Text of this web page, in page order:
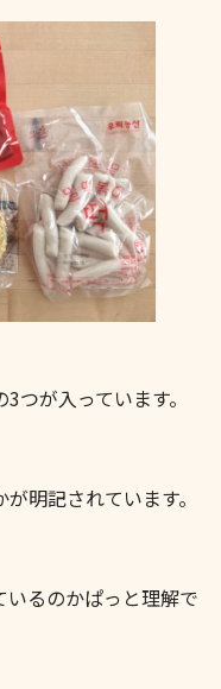
3つが入っています。
明記されています。
るのかぱっと理解で